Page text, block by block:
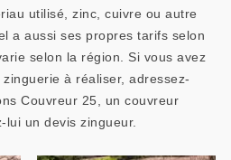
utilisé, zinc, cuivre ou autre
a aussi ses propres tarifs selon
selon la région. Si vous avez
à réaliser, adressez-
Couvreur 25, un couvreur
un devis zingueur.